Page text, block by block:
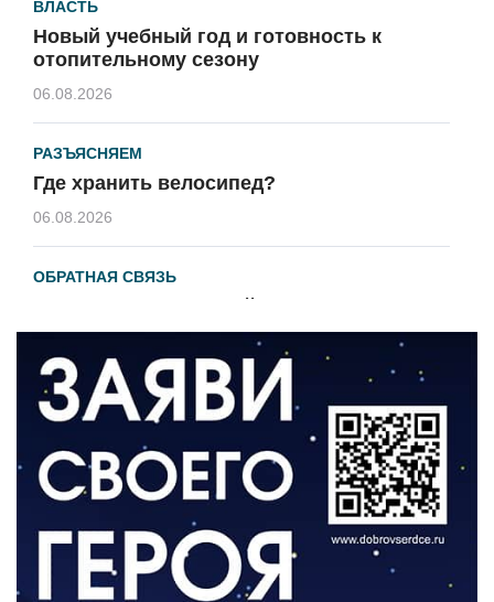
ВЛАСТЬ
Новый учебный год и готовность к
отопительному сезону
06.08.2026
РАЗЪЯСНЯЕМ
Где хранить велосипед?
06.08.2026
ОБРАТНАЯ СВЯЗЬ
ВЛАСТЬ
День памяти и «Симфония народов»
06.08.2026
Новый настил на экотропе
05.08.2026